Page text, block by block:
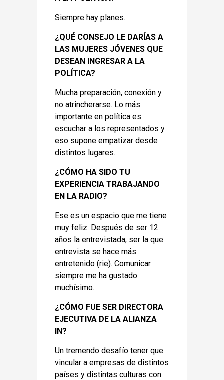
Siempre hay planes.
¿QUÉ CONSEJO LE DARÍAS A
LAS MUJERES JÓVENES QUE
DESEAN INGRESAR A LA
POLÍTICA?
Mucha preparación, conexión y
no atrincherarse. Lo más
importante en política es
escuchar a los representados y
eso supone empatizar desde
distintos lugares.
¿CÓMO HA SIDO TU
EXPERIENCIA TRABAJANDO
EN LA RADIO?
Ese es un espacio que me tiene
muy feliz. Después de ser 12
años la entrevistada, ser la que
entrevista se hace más
entretenido (rie). Comunicar
siempre me ha gustado
muchísimo.
¿CÓMO FUE SER DIRECTORA
EJECUTIVA DE LA ALIANZA
IN?
Un tremendo desafío tener que
vincular a empresas de distintos
países y distintas culturas con